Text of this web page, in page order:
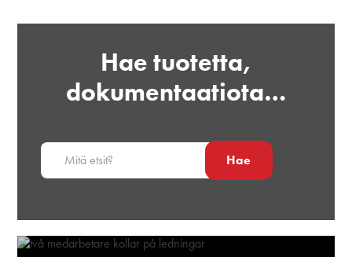
Hae tuotetta,
dokumentaatiota…
Hae